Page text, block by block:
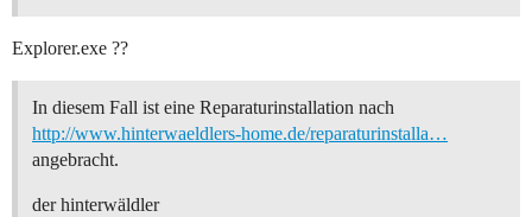
Explorer.exe ??
In diesem Fall ist eine Reparaturinstallation nach
http://www.hinterwaeldlers-home.de/reparaturinstalla…
angebracht.
der hinterwäldler